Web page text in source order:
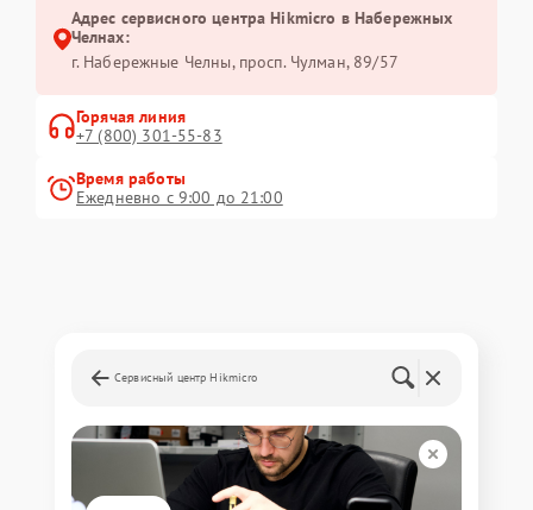
Адрес сервисного центра Hikmicro в Набережных
Челнах:
г. Набережные Челны, просп. Чулман, 89/57
Горячая линия
+7 (800) 301-55-83
Время работы
Ежедневно с 9:00 до 21:00
Сервисный центр Hikmicro